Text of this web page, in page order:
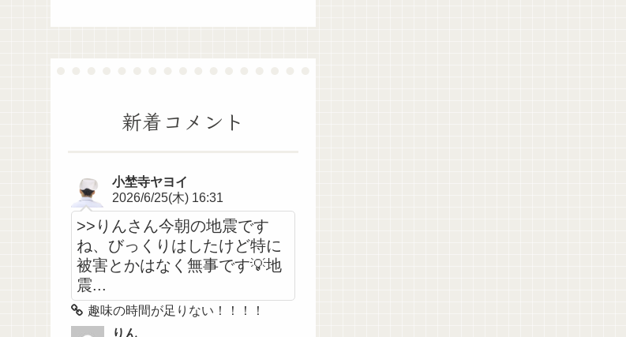
新着コメント
小埜寺ヤヨイ
2026/6/25(木) 16:31
>>りんさん今朝の地震です
ね、びっくりはしたけど特に
被害とかはなく無事です💡地
震...
趣味の時間が足りない！！！！
りん